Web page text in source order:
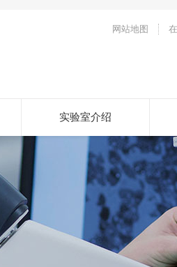
网站地图
实验室介绍